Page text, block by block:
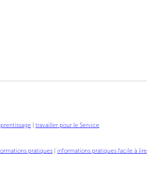
travailler pour le Service
pratiques informations pratiques facile à lire